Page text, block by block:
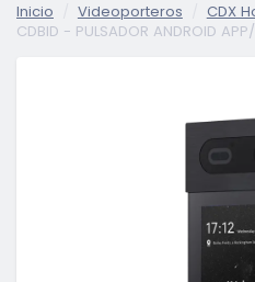
Inicio Videoporteros CDX
CDBID - PULSADOR ANDROID